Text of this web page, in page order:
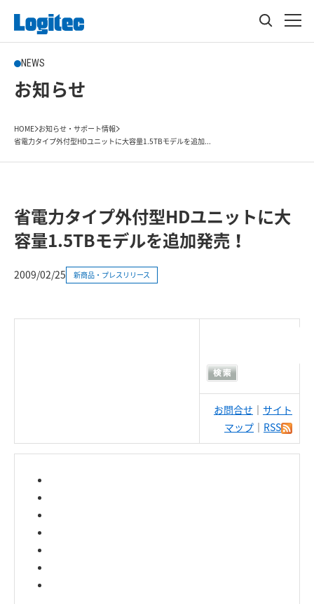
NEWS
お知らせ
HOME お知らせ・サポート情報
省電力タイプ外付型HDユニットに大容量1.5TBモデルを追加...
省電力タイプ外付型HDユニットに大
容量1.5TBモデルを追加発売！
2009/02/25 新商品・プレスリリース
お問合せ ｜ サイト
マップ ｜ RSS